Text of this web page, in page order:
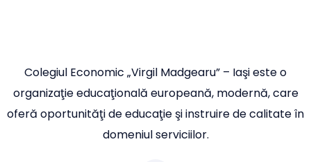
Colegiul Economic „Virgil Madgearu” – Iaşi este o
organizaţie educaţională europeană, modernă, care
oferă oportunităţi de educaţie şi instruire de calitate în
domeniul serviciilor.